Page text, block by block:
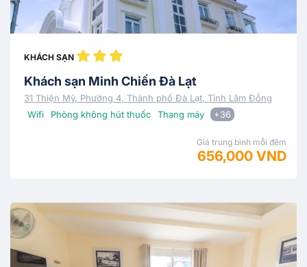
KHÁCH SẠN
Khách sạn Minh Chiến Đà Lạt
31 Thiện Mỹ, Phường 4, Thành phố Đà Lạt, Tỉnh Lâm Đồng
Wifi
Phòng không hút thuốc Thang máy +36
Giá trung bình mỗi đêm
656,000 VND